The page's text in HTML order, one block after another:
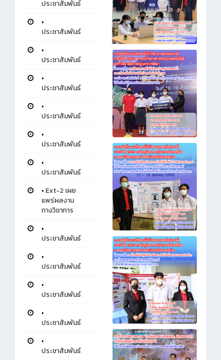
ประชาสัมพันธ์
•
ประชาสัมพันธ์
•
ประชาสัมพันธ์
•
ประชาสัมพันธ์
•
ประชาสัมพันธ์
•
ประชาสัมพันธ์
•
ประชาสัมพันธ์
• Ext-2 เผย
แพร่ผลงาน
ทางวิชาการ
•
ประชาสัมพันธ์
•
ประชาสัมพันธ์
•
ประชาสัมพันธ์
•
ประชาสัมพันธ์
•
ประชาสัมพันธ์